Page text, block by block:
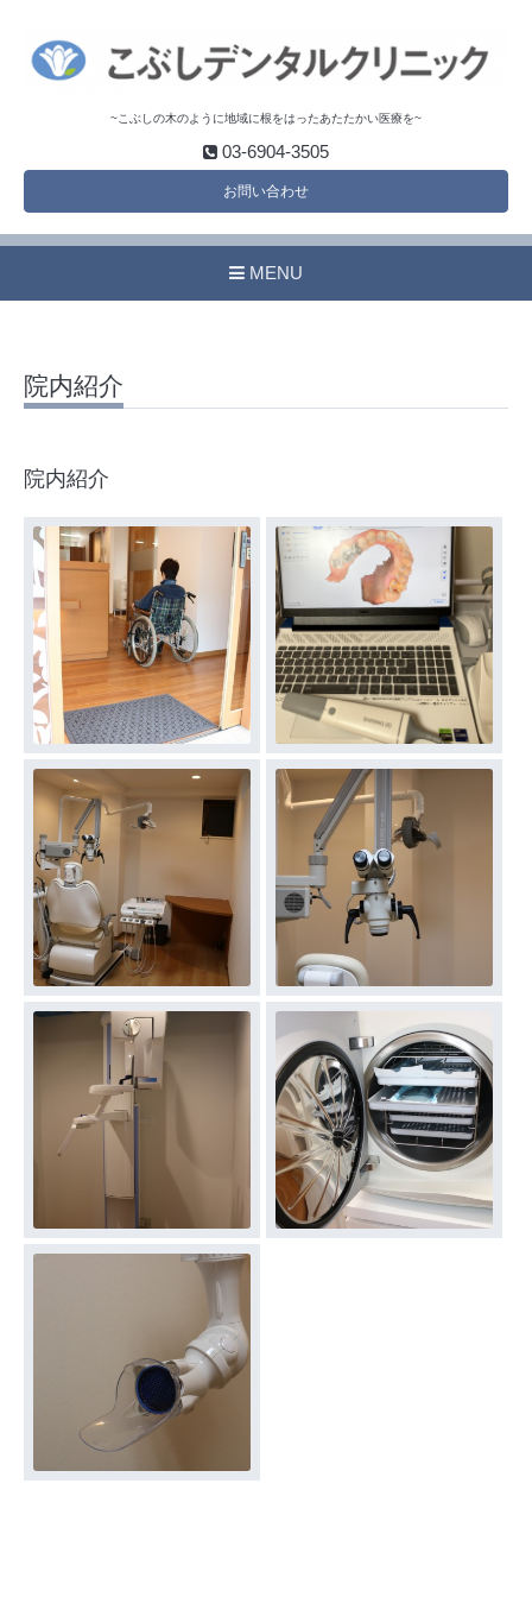
~こぶしの木のように地域に根をはったあたたかい医療を~
03-6904-3505
お問い合わせ
MENU
院内紹介
院内紹介